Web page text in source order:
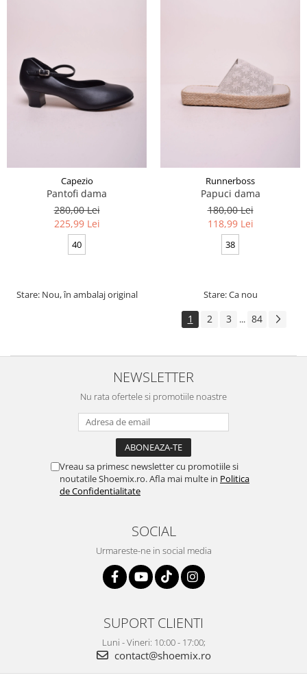
Capezio
Pantofi dama
280,00 Lei
225,99 Lei
40
Stare: Nou, în ambalaj original
Runnerboss
Papuci dama
180,00 Lei
118,99 Lei
38
Stare: Ca nou
1 2 3 ... 84
NEWSLETTER
Nu rata ofertele si promotiile noastre
Vreau sa primesc newsletter cu promotiile si
noutatile Shoemix.ro. Afla mai multe in Politica
de Confidentialitate
SOCIAL
Urmareste-ne in social media
SUPORT CLIENTI
Luni - Vineri: 10:00 - 17:00;
contact@shoemix.ro